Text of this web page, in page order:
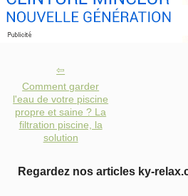
Comment garder
l'eau de votre piscine
propre et saine ? La
filtration piscine, la
solution
Regardez nos articles ky-